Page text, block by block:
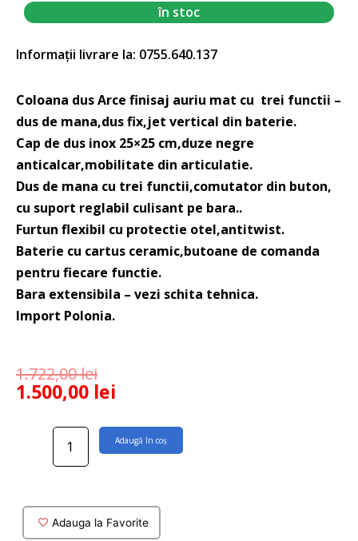
în stoc
Informații livrare la: 0755.640.137
Coloana dus Arce finisaj auriu mat cu trei functii –
dus de mana,dus fix,jet vertical din baterie.
Cap de dus inox 25×25 cm,duze negre
anticalcar,mobilitate din articulatie.
Dus de mana cu trei functii,comutator din buton,
cu suport reglabil culisant pe bara..
Furtun flexibil cu protectie otel,antitwist.
Baterie cu cartus ceramic,butoane de comanda
pentru fiecare functie.
Bara extensibila – vezi schita tehnica.
Import Polonia.
1.722,00lei
1.500,00 lei
Cantitate
periat
cu
Adaugă în coș
Adauga la Favorite